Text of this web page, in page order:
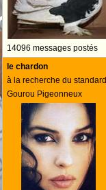
14096 messages postés
le chardon
à la recherche du standard
Gourou Pigeonneux